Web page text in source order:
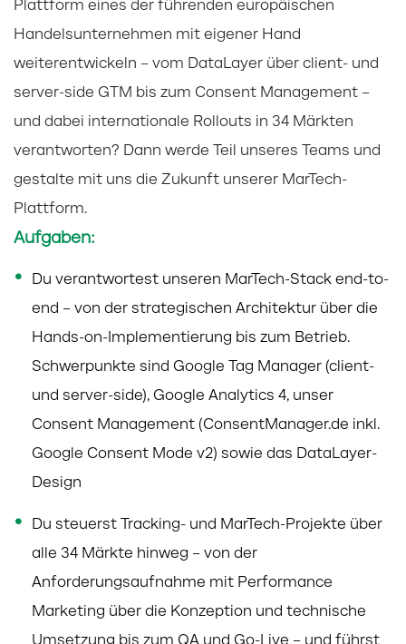
Plattform eines der führenden europäischen
Handelsunternehmen mit eigener Hand
weiterentwickeln – vom DataLayer über client- und
server-side GTM bis zum Consent Management –
und dabei internationale Rollouts in 34 Märkten
verantworten? Dann werde Teil unseres Teams und
gestalte mit uns die Zukunft unserer MarTech-
Plattform.
Aufgaben:
Du verantwortest unseren MarTech-Stack end-to-
end – von der strategischen Architektur über die
Hands-on-Implementierung bis zum Betrieb.
Schwerpunkte sind Google Tag Manager (client-
und server-side), Google Analytics 4, unser
Consent Management (ConsentManager.de inkl.
Google Consent Mode v2) sowie das DataLayer-
Design
Du steuerst Tracking- und MarTech-Projekte über
alle 34 Märkte hinweg – von der
Anforderungsaufnahme mit Performance
Marketing über die Konzeption und technische